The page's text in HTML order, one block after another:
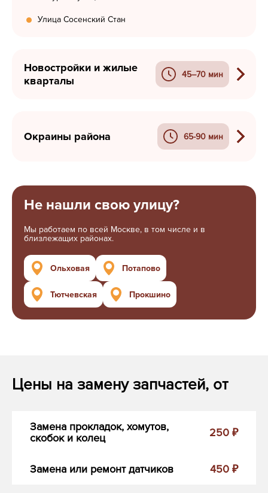
Улица Сосенский Стан
Новостройки и жилые
кварталы
45–70 мин
Окраины района 65-90 мин
Не нашли свою улицу?
Мы работаем по всей Москве, в том числе и в
близлежащих районах.
Ольховая Потапово
Тютчевская Прокшино
Цены на замену запчастей, от
Замена прокладок, хомутов,
скобок и колец
250 ₽
Замена или ремонт датчиков 450 ₽